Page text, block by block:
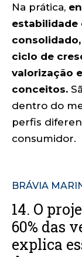
Na prática,
estabilidade
ciclo de
valorização
conceitos.
dentro do
perfis
consumidor.
BRÁVIA
14. O
60% das
explica